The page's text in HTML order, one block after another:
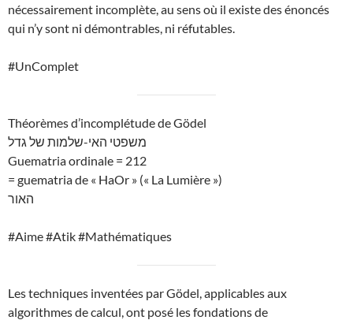
nécessairement incomplète, au sens où il existe des énoncés
qui n’y sont ni démontrables, ni réfutables.
#UnComplet
Théorèmes d’incomplétude de Gödel
משפטי האי-שלמות של גדל
Guematria ordinale = 212
= guematria de « HaOr » (« La Lumière »)
האור
#Aime #Atik #Mathématiques
Les techniques inventées par Gödel, applicables aux
algorithmes de calcul, ont posé les fondations de